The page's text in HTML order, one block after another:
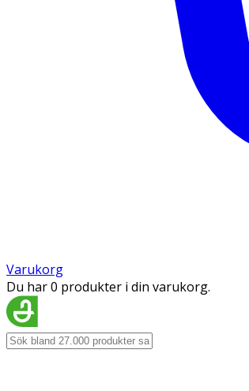
Varukorg
Du har 0 produkter i din varukorg.